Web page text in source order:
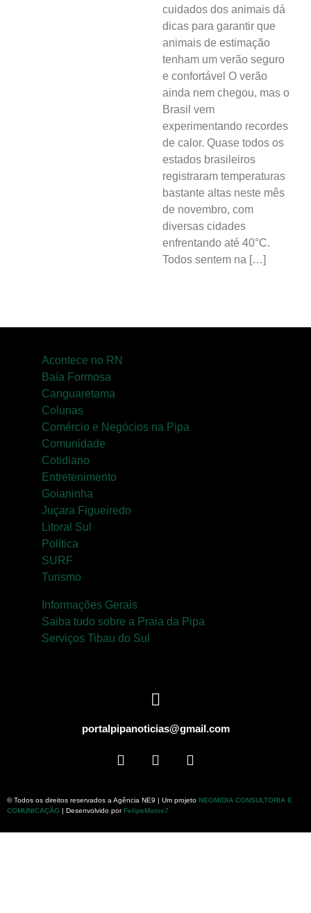
cuidados dos animais dá
dicas para garantir que
animais de estimação
tenham um verão seguro
e confortável O verão
ainda nem chegou, mas o
Brasil vem
experimentando recordes
de calor. Quase todos os
estados brasileiros
registraram temperaturas
bastante altas neste mês
de novembro, com
diversas cidades
enfrentando até 40°C.
Todos sentem na […]
Acontece no RN
Baía Formosa
Canguaretama
Colunas
Comércio e Negócios na Pipa
Comunidade
Cotidiano
Entretenimento
Goianinha
Juçara Figueiredo
Litoral Sul
Política
SURF
Turismo
Informações Gerais
Saiba tudo sobre a Praia da Pipa
Serviços Tibau do Sul
portalpipanoticias@gmail.com
© Todos os direitos reservados a Agência NE9 | Um projeto NEOMIDIA CONSULTORIA E
COMUNICAÇÃO | Desenvolvido porFelipeMatos7